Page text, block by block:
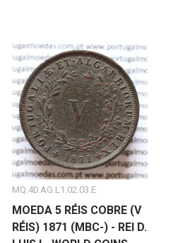
MQ.4D.AG.L1.02.03.E
MOEDA 5 RÉIS COBRE (V
RÉIS) 1871 (MBC-) - REI D.